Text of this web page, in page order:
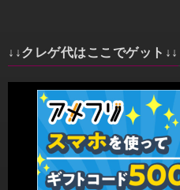
↓↓クレゲ代はここでゲット↓↓